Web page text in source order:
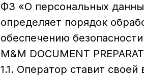
ФЗ «О персональных
определяет порядок
обеспечению
M&M DOCUMENT
1.1. Оператор ставит